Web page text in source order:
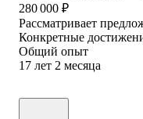
280 000 ₽
Рассматривает
Конкретные
Общий опыт
17 лет 2 месяца